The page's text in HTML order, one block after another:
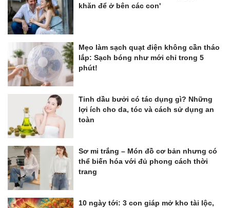
khăn để ở bên các con'
Mẹo làm sạch quạt điện không cần tháo
lắp: Sạch bóng như mới chỉ trong 5
phút!
Tinh dầu bưởi có tác dụng gì? Những
lợi ích cho da, tóc và cách sử dụng an
toàn
Sơ mi trắng – Món đồ cơ bản nhưng có
thể biến hóa với đủ phong cách thời
trang
10 ngày tới: 3 con giáp mở kho tài lộc,